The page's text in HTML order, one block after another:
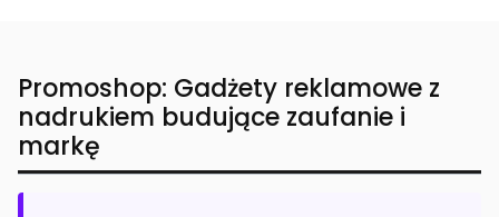
Promoshop: Gadżety reklamowe z
nadrukiem budujące zaufanie i
markę